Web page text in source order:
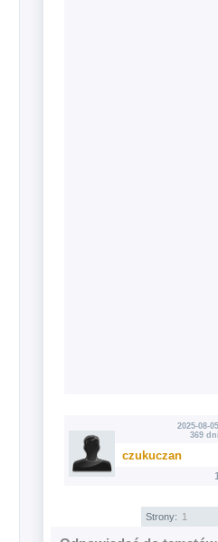
2025-08-
369
czukuczan
Strony: 1